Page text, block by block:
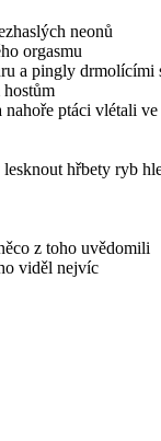
neonů
orgasmu
a pingly drmolícími
nahoře ptáci vlétali ve
lesknout hřbety ryb
z toho uvědomili
viděl nejvíc